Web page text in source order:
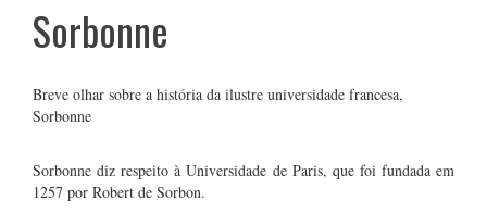
Sorbonne
Breve olhar sobre a história da ilustre universidade francesa,
Sorbonne
Sorbonne diz respeito à Universidade de Paris, que foi fundada em
1257 por Robert de Sorbon.